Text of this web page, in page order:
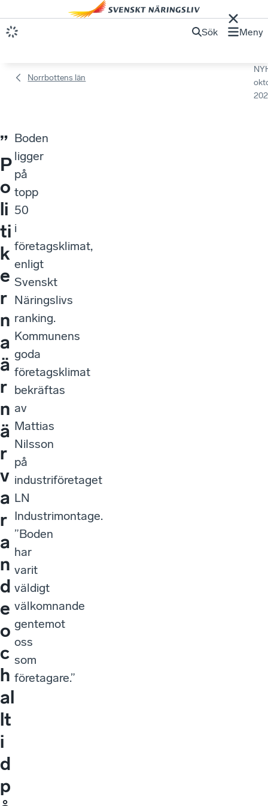
Sök Meny
Norrbottens län
”
P
o
li
ti
k
e
r
n
a
ä
r
n
ä
r
v
a
r
a
n
d
e
o
c
h
al
lt
i
d
p
Boden
ligger
på
topp
50
i
företagsklimat,
enligt
Svenskt
Näringslivs
ranking.
Kommunens
goda
företagsklimat
bekräftas
av
Mattias
Nilsson
på
industriföretaget
LN
Industrimontage.
”Boden
har
varit
väldigt
välkomnande
gentemot
oss
som
företagare.”